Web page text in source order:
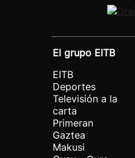
El grupo EITB
EITB
Deportes
Televisión a la
carta
Primeran
Gaztea
Makusi